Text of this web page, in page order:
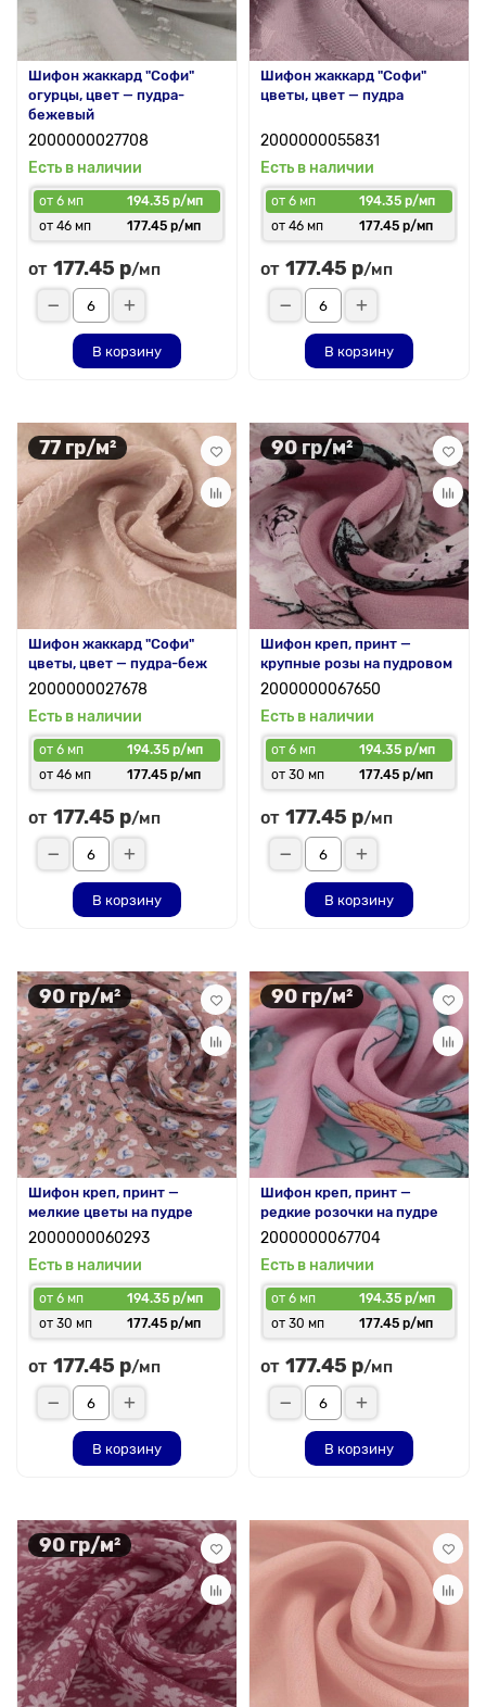
Шифон жаккард "Софи"
огурцы, цвет — пудра-
бежевый
2000000027708
Есть в наличии
от 6 мп
194.35 р/мп
от 46 мп
177.45 р/мп
от 177.45 р/мп
В корзину
Шифон жаккард "Софи"
цветы, цвет — пудра
2000000055831
Есть в наличии
от 6 мп
194.35 р/мп
от 46 мп
177.45 р/мп
от 177.45 р/мп
В корзину
77 гр/м²
Шифон жаккард "Софи"
цветы, цвет — пудра-беж
2000000027678
Есть в наличии
от 6 мп
194.35 р/мп
от 46 мп
177.45 р/мп
от 177.45 р/мп
В корзину
90 гр/м²
Шифон креп, принт —
крупные розы на пудровом
2000000067650
Есть в наличии
от 6 мп
194.35 р/мп
от 30 мп
177.45 р/мп
от 177.45 р/мп
В корзину
90 гр/м²
Шифон креп, принт —
мелкие цветы на пудре
2000000060293
Есть в наличии
от 6 мп
194.35 р/мп
от 30 мп
177.45 р/мп
от 177.45 р/мп
В корзину
90 гр/м²
Шифон креп, принт —
редкие розочки на пудре
2000000067704
Есть в наличии
от 6 мп
194.35 р/мп
от 30 мп
177.45 р/мп
от 177.45 р/мп
В корзину
90 гр/м²